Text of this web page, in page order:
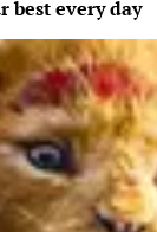
best every day